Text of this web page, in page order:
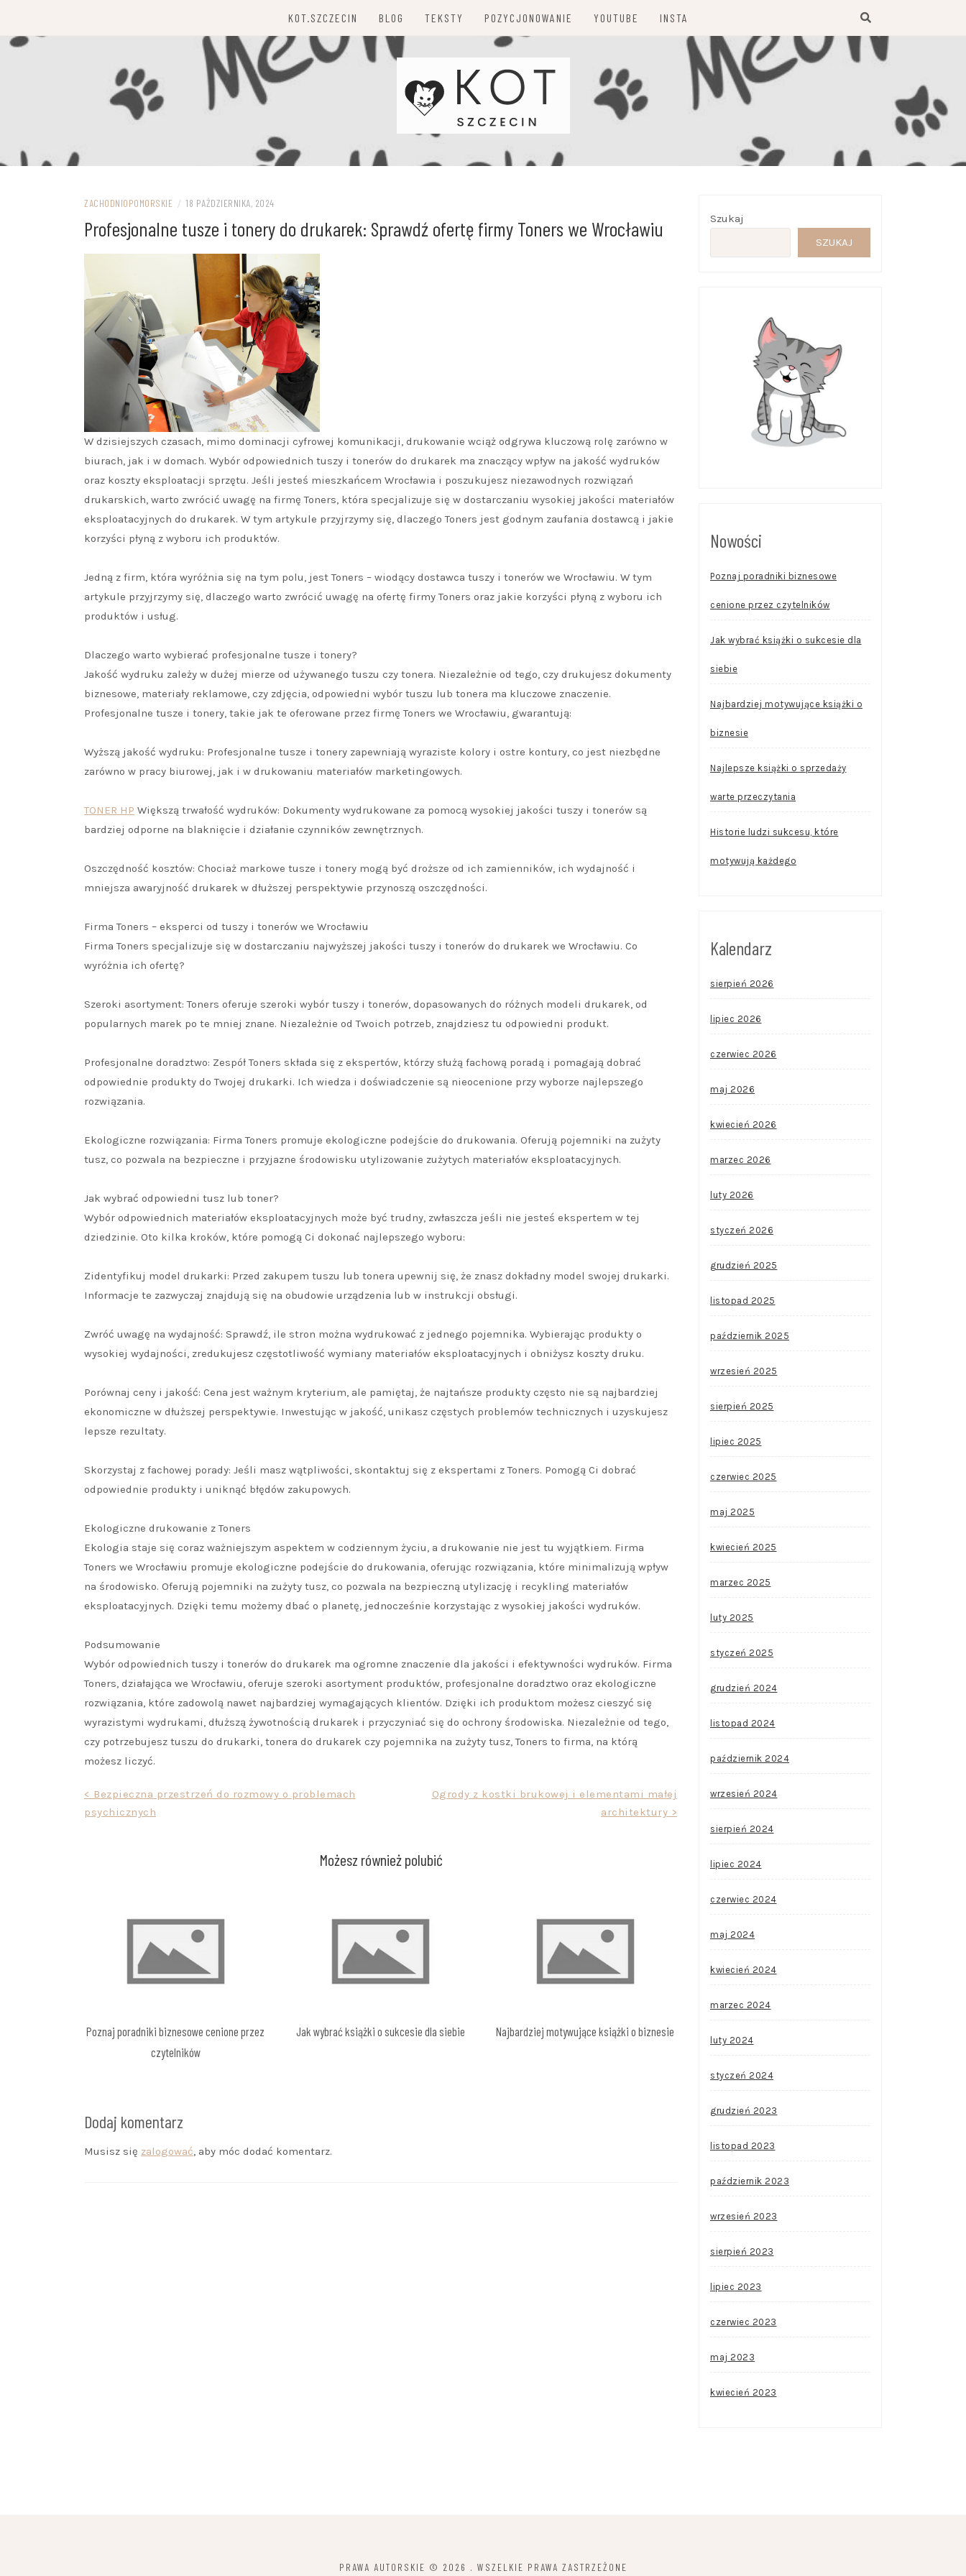
treści
KOT.SZCZECIN BLOG TEKSTY POZYCJONOWANIE YOUTUBE INSTA
ZACHODNIOPOMORSKIE / 18 PAŹDZIERNIKA, 2024
Profesjonalne tusze i tonery do drukarek: Sprawdź ofertę firmy Toners we Wrocławiu
W dzisiejszych czasach, mimo dominacji cyfrowej komunikacji, drukowanie wciąż odgrywa kluczową rolę zarówno w
biurach, jak i w domach. Wybór odpowiednich tuszy i tonerów do drukarek ma znaczący wpływ na jakość wydruków
oraz koszty eksploatacji sprzętu. Jeśli jesteś mieszkańcem Wrocławia i poszukujesz niezawodnych rozwiązań
drukarskich, warto zwrócić uwagę na firmę Toners, która specjalizuje się w dostarczaniu wysokiej jakości materiałów
eksploatacyjnych do drukarek. W tym artykule przyjrzymy się, dlaczego Toners jest godnym zaufania dostawcą i jakie
korzyści płyną z wyboru ich produktów.
Jedną z firm, która wyróżnia się na tym polu, jest Toners – wiodący dostawca tuszy i tonerów we Wrocławiu. W tym
artykule przyjrzymy się, dlaczego warto zwrócić uwagę na ofertę firmy Toners oraz jakie korzyści płyną z wyboru ich
produktów i usług.
Dlaczego warto wybierać profesjonalne tusze i tonery?
Jakość wydruku zależy w dużej mierze od używanego tuszu czy tonera. Niezależnie od tego, czy drukujesz dokumenty
biznesowe, materiały reklamowe, czy zdjęcia, odpowiedni wybór tuszu lub tonera ma kluczowe znaczenie.
Profesjonalne tusze i tonery, takie jak te oferowane przez firmę Toners we Wrocławiu, gwarantują:
Wyższą jakość wydruku: Profesjonalne tusze i tonery zapewniają wyraziste kolory i ostre kontury, co jest niezbędne
zarówno w pracy biurowej, jak i w drukowaniu materiałów marketingowych.
TONER HP Większą trwałość wydruków: Dokumenty wydrukowane za pomocą wysokiej jakości tuszy i tonerów są
bardziej odporne na blaknięcie i działanie czynników zewnętrznych.
Oszczędność kosztów: Chociaż markowe tusze i tonery mogą być droższe od ich zamienników, ich wydajność i
mniejsza awaryjność drukarek w dłuższej perspektywie przynoszą oszczędności.
Firma Toners – eksperci od tuszy i tonerów we Wrocławiu
Firma Toners specjalizuje się w dostarczaniu najwyższej jakości tuszy i tonerów do drukarek we Wrocławiu. Co
wyróżnia ich ofertę?
Szeroki asortyment: Toners oferuje szeroki wybór tuszy i tonerów, dopasowanych do różnych modeli drukarek, od
popularnych marek po te mniej znane. Niezależnie od Twoich potrzeb, znajdziesz tu odpowiedni produkt.
Profesjonalne doradztwo: Zespół Toners składa się z ekspertów, którzy służą fachową poradą i pomagają dobrać
odpowiednie produkty do Twojej drukarki. Ich wiedza i doświadczenie są nieocenione przy wyborze najlepszego
rozwiązania.
Ekologiczne rozwiązania: Firma Toners promuje ekologiczne podejście do drukowania. Oferują pojemniki na zużyty
tusz, co pozwala na bezpieczne i przyjazne środowisku utylizowanie zużytych materiałów eksploatacyjnych.
Jak wybrać odpowiedni tusz lub toner?
Wybór odpowiednich materiałów eksploatacyjnych może być trudny, zwłaszcza jeśli nie jesteś ekspertem w tej
dziedzinie. Oto kilka kroków, które pomogą Ci dokonać najlepszego wyboru:
Zidentyfikuj model drukarki: Przed zakupem tuszu lub tonera upewnij się, że znasz dokładny model swojej drukarki.
Informacje te zazwyczaj znajdują się na obudowie urządzenia lub w instrukcji obsługi.
Zwróć uwagę na wydajność: Sprawdź, ile stron można wydrukować z jednego pojemnika. Wybierając produkty o
wysokiej wydajności, zredukujesz częstotliwość wymiany materiałów eksploatacyjnych i obniżysz koszty druku.
Porównaj ceny i jakość: Cena jest ważnym kryterium, ale pamiętaj, że najtańsze produkty często nie są najbardziej
ekonomiczne w dłuższej perspektywie. Inwestując w jakość, unikasz częstych problemów technicznych i uzyskujesz
lepsze rezultaty.
Skorzystaj z fachowej porady: Jeśli masz wątpliwości, skontaktuj się z ekspertami z Toners. Pomogą Ci dobrać
odpowiednie produkty i uniknąć błędów zakupowych.
Ekologiczne drukowanie z Toners
Ekologia staje się coraz ważniejszym aspektem w codziennym życiu, a drukowanie nie jest tu wyjątkiem. Firma
Toners we Wrocławiu promuje ekologiczne podejście do drukowania, oferując rozwiązania, które minimalizują wpływ
na środowisko. Oferują pojemniki na zużyty tusz, co pozwala na bezpieczną utylizację i recykling materiałów
eksploatacyjnych. Dzięki temu możemy dbać o planetę, jednocześnie korzystając z wysokiej jakości wydruków.
Podsumowanie
Wybór odpowiednich tuszy i tonerów do drukarek ma ogromne znaczenie dla jakości i efektywności wydruków. Firma
Toners, działająca we Wrocławiu, oferuje szeroki asortyment produktów, profesjonalne doradztwo oraz ekologiczne
rozwiązania, które zadowolą nawet najbardziej wymagających klientów. Dzięki ich produktom możesz cieszyć się
wyrazistymi wydrukami, dłuższą żywotnością drukarek i przyczyniać się do ochrony środowiska. Niezależnie od tego,
czy potrzebujesz tuszu do drukarki, tonera do drukarek czy pojemnika na zużyty tusz, Toners to firma, na którą
możesz liczyć.
Nawigacja
wpisu
< Bezpieczna przestrzeń do rozmowy o problemach
psychicznych
Ogrody z kostki brukowej i elementami małej
architektury >
Możesz również polubić
Poznaj poradniki biznesowe cenione przez
czytelników
Jak wybrać książki o sukcesie dla siebie Najbardziej motywujące książki o biznesie
Dodaj komentarz
Musisz się zalogować, aby móc dodać komentarz.
Szukaj
SZUKAJ
Nowości
Poznaj poradniki biznesowe
cenione przez czytelników
Jak wybrać książki o sukcesie dla
siebie
Najbardziej motywujące książki o
biznesie
Najlepsze książki o sprzedaży
warte przeczytania
Historie ludzi sukcesu, które
motywują każdego
Kalendarz
sierpień 2026
lipiec 2026
czerwiec 2026
maj 2026
kwiecień 2026
marzec 2026
luty 2026
styczeń 2026
grudzień 2025
listopad 2025
październik 2025
wrzesień 2025
sierpień 2025
lipiec 2025
czerwiec 2025
maj 2025
kwiecień 2025
marzec 2025
luty 2025
styczeń 2025
grudzień 2024
listopad 2024
październik 2024
wrzesień 2024
sierpień 2024
lipiec 2024
czerwiec 2024
maj 2024
kwiecień 2024
marzec 2024
luty 2024
styczeń 2024
grudzień 2023
listopad 2023
październik 2023
wrzesień 2023
sierpień 2023
lipiec 2023
czerwiec 2023
maj 2023
kwiecień 2023
PRAWA AUTORSKIE © 2026 . WSZELKIE PRAWA ZASTRZEŻONE